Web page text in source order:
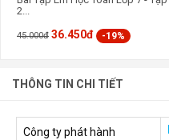
2...
45.000đ 36.450đ -19%
THÔNG TIN CHI TIẾT
Công ty phát hành